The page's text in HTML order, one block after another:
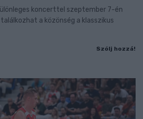
koncerttel szeptember 7-én
a közönség a klasszikus
Szólj hozzá!